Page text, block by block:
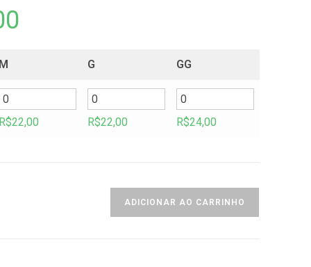
G GG
22,00 R$22,00 R$24,00
ADICIONAR AO CARRINHO